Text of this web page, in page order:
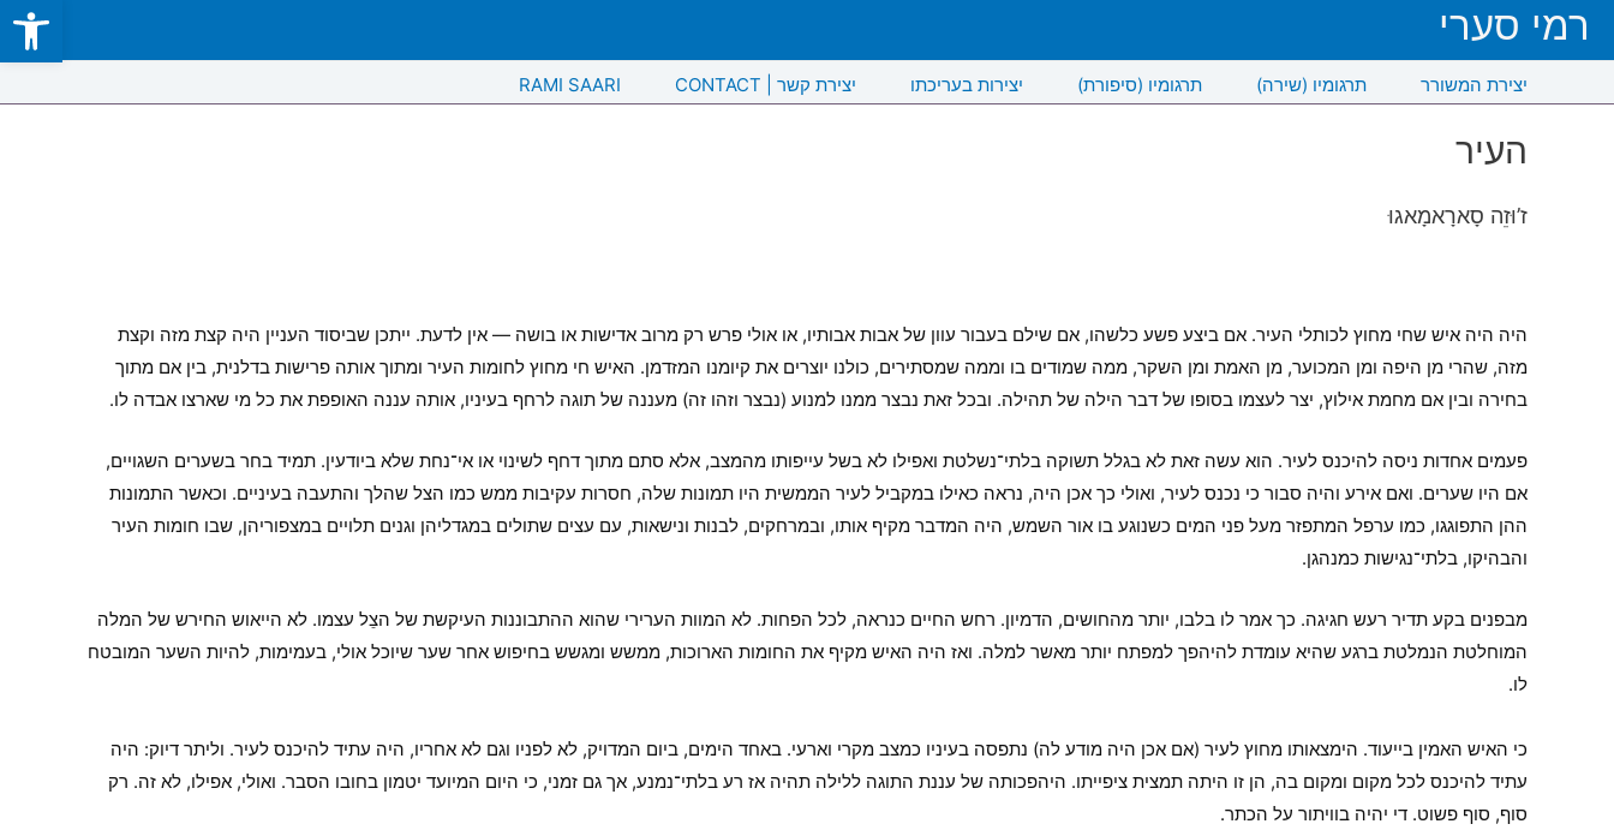
Open toolbar
Skip
רמי סערי
RAMI SAARI CONTACT | יצירת קשר יצירות בעריכתו תרגומיו (סיפורת) תרגומיו (שירה) יצירת המשורר
העיר
ז’וּזֵה סָארָאמָאגוּ
היה היה איש שחי מחוץ לכותלי העיר. אם ביצע פשע כלשהו, אם שילם בעבור עוון של אבות אבותיו, או אולי פרש רק מרוב אדישות או בושה — אין לדעת. ייתכן שביסוד העניין היה קצת מזה וקצת
מזה, שהרי מן היפה ומן המכוער, מן האמת ומן השקר, ממה שמודים בו וממה שמסתירים, כולנו יוצרים את קיומנו המזדמן. האיש חי מחוץ לחומות העיר ומתוך אותה פרישות בדלנית, בין אם מתוך
בחירה ובין אם מחמת אילוץ, יצר לעצמו בסופו של דבר הילה של תהילה. ובכל זאת נבצר ממנו למנוע (נבצר וזהו זה) מעננה של תוגה לרחף בעיניו, אותה עננה האופפת את כל מי שארצו אבדה לו.
פעמים אחדות ניסה להיכנס לעיר. הוא עשה זאת לא בגלל תשוקה בלתי־נשלטת ואפילו לא בשל עייפותו מהמצב, אלא סתם מתוך דחף לשינוי או אי־נחת שלא ביודעין. תמיד בחר בשערים השגויים,
אם היו שערים. ואם אירע והיה סבור כי נכנס לעיר, ואולי כך אכן היה, נראה כאילו במקביל לעיר הממשית היו תמונות שלה, חסרות עקיבות ממש כמו הצל שהלך והתעבה בעיניים. וכאשר התמונות
ההן התפוגגו, כמו ערפל המתפזר מעל פני המים כשנוגע בו אור השמש, היה המדבר מקיף אותו, ובמרחקים, לבנות ונישאות, עם עצים שתולים במגדליהן וגנים תלויים במצפוריהן, שבו חומות העיר
והבהיקו, בלתי־נגישות כמנהגן.
מבפנים בקע תדיר רעש חגיגה. כך אמר לו בלבו, יותר מהחושים, הדמיון. רחש החיים כנראה, לכל הפחות. לא המוות הערירי שהוא ההתבוננות העיקשת של הצֵל עצמו. לא הייאוש החירש של המלה
המוחלטת הנמלטת ברגע שהיא עומדת להיהפך למפתח יותר מאשר למלה. ואז היה האיש מקיף את החומות הארוכות, ממשש ומגשש בחיפוש אחר שער שיוכל אולי, בעמימות, להיות השער המובטח
לו.
כי האיש האמין בייעוד. הימצאותו מחוץ לעיר (אם אכן היה מודע לה) נתפסה בעיניו כמצב מקרי וארעי. באחד הימים, ביום המדויק, לא לפניו וגם לא אחריו, היה עתיד להיכנס לעיר. וליתר דיוק: היה
עתיד להיכנס לכל מקום ומקום בה, הן זו היתה תמצית ציפייתו. היהפכותה של עננת התוגה ללילה תהיה אז רע בלתי־נמנע, אך גם זמני, כי היום המיועד יטמון בחובו הסבר. ואולי, אפילו, לא זה. רק
סוף, סוף פשוט. די יהיה בוויתור על הכתר.